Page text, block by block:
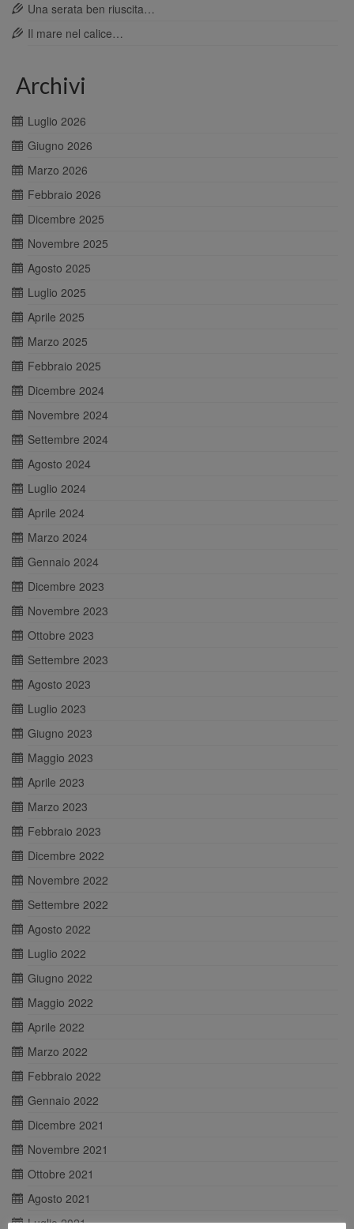
Una serata ben riuscita…
Il mare nel calice…
Archivi
Luglio 2026
Giugno 2026
Marzo 2026
Febbraio 2026
Dicembre 2025
Novembre 2025
Agosto 2025
Luglio 2025
Aprile 2025
Marzo 2025
Febbraio 2025
Dicembre 2024
Novembre 2024
Settembre 2024
Agosto 2024
Luglio 2024
Aprile 2024
Marzo 2024
Gennaio 2024
Dicembre 2023
Novembre 2023
Ottobre 2023
Settembre 2023
Agosto 2023
Luglio 2023
Giugno 2023
Maggio 2023
Aprile 2023
Marzo 2023
Febbraio 2023
Dicembre 2022
Novembre 2022
Settembre 2022
Agosto 2022
Luglio 2022
Giugno 2022
Maggio 2022
Aprile 2022
Marzo 2022
Febbraio 2022
Gennaio 2022
Dicembre 2021
Novembre 2021
Ottobre 2021
Agosto 2021
Luglio 2021